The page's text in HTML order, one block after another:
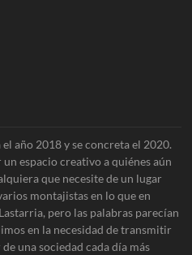
año 2018 y se concreta el 2020.
espacio creativo a quiénes aún
que necesite de un lugar
montajistas en lo que en
pero las palabras parecían
en la necesidad de transmitir
una sociedad cada día más